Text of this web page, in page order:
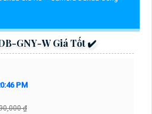
GNY-W Giá Tốt ✔️
PM
₫